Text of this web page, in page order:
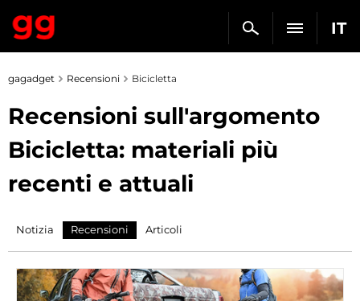
IT
gagadget Recensioni Bicicletta
Recensioni sull'argomento
Bicicletta: materiali più
recenti e attuali
Notizia Recensioni Articoli